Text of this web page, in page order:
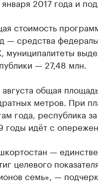
стоимость
— средства
муниципалитеты
— 27,48 млн.
августа общая
метров. При
года, республика
годы идёт с
—
целевого
семь», —